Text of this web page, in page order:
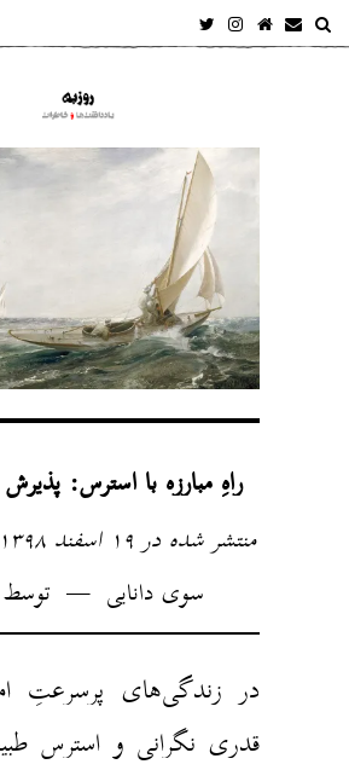
راهِ مبارزه با استرس:
منتشر شده در ۱۹ اسفند ۱۳۹۸
سوی دانایی
توسط
در زندگی‌های پرسرعتِ
قدری نگرانی و استرس